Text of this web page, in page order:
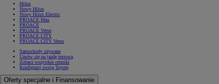
Hilux
Nowy Hilux
Nowy Hilux Electric
PROACE Max
PROACE
PROACE Verso
PROACE CITY
PROACE CITY Verso
Samochody używane
Umów się na jazdę testową
Zobacz wszystkie cenniki
Konfiguruj swoją Toyotę
Oferty specjalne i Finansowanie